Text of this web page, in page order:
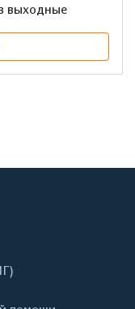
выходные